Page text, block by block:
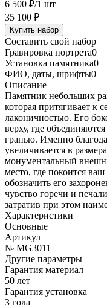
6 500 ₽/1 шт
35 100 ₽
Купить набор
Составить свой набор
Гравировка портрета0
Установка памятника0
ФИО, даты, шрифты0
Описание
Памятник небольших
которая притягивает к
лаконичностью. Его
верху, где
гранью. Именно
увеличивается в
монументальный
место, где покоится
обозначить его
чувство горечи и
затратив при этом
Характеристики
Основные
Артикул
№ MG3011
Другие параметры
Гарантия материал
50 лет
Гарантия установка
3 года